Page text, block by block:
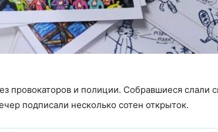
провокаторов и полиции. Собравшиеся слали
подписали несколько сотен открыток.